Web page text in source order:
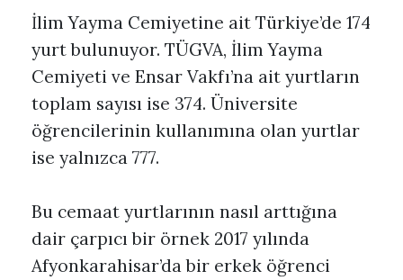
İlim Yayma Cemiyetine ait Türkiye’de 174
yurt bulunuyor. TÜGVA, İlim Yayma
Cemiyeti ve Ensar Vakfı’na ait yurtların
toplam sayısı ise 374. Üniversite
öğrencilerinin kullanımına olan yurtlar
ise yalnızca 777.
Bu cemaat yurtlarının nasıl arttığına
dair çarpıcı bir örnek 2017 yılında
Afyonkarahisar’da bir erkek öğrenci